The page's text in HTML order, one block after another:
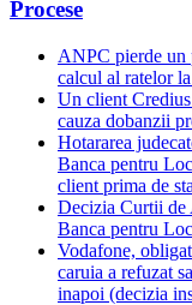
Procese
ANPC pierde un
calcul al ratelor
Un client
cauza dobanzii
Hotararea
Banca pentru
client prima de
Decizia Curtii de
Banca pentru
Vodafone,
caruia a refuzat
inapoi (decizia